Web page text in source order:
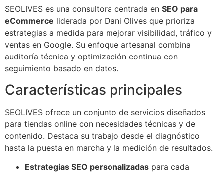
SEOLIVES es una consultora centrada en SEO para
eCommerce liderada por Dani Olives que prioriza
estrategias a medida para mejorar visibilidad, tráfico y
ventas en Google. Su enfoque artesanal combina
auditoría técnica y optimización continua con
seguimiento basado en datos.
Características principales
SEOLIVES ofrece un conjunto de servicios diseñados
para tiendas online con necesidades técnicas y de
contenido. Destaca su trabajo desde el diagnóstico
hasta la puesta en marcha y la medición de resultados.
Estrategias SEO personalizadas para cada